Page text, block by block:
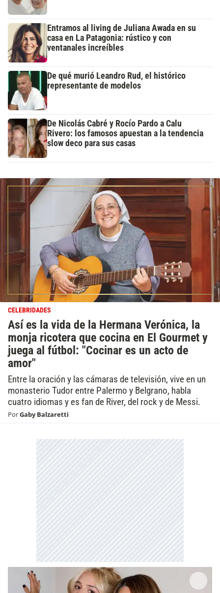
Entramos al living de Juliana Awada en su
casa en La Patagonia: rústico y con
ventanales increíbles
De qué murió Leandro Rud, el histórico
representante de modelos
De Nicolás Cabré y Rocío Pardo a Calu
Rivero: los famosos apuestan a la tendencia
slow deco para sus casas
CELEBRIDADES
Así es la vida de la Hermana Verónica, la
monja ricotera que cocina en El Gourmet y
juega al fútbol: "Cocinar es un acto de
amor"
Entre la oración y las cámaras de televisión, vive en un
monasterio Tudor entre Palermo y Belgrano, habla
cuatro idiomas y es fan de River, del rock y de Messi.
PorGaby Balzaretti